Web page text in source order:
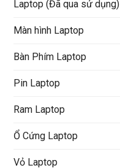
Laptop (Đã qua sử dụng)
Màn hình Laptop
Bàn Phím Laptop
Pin Laptop
Ram Laptop
Ổ Cứng Laptop
Vỏ Laptop